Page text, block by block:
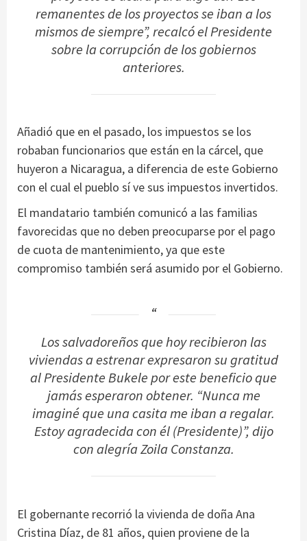
remanentes de los proyectos se iban a los
mismos de siempre”, recalcó el Presidente
sobre la corrupción de los gobiernos
anteriores.
Añadió que en el pasado, los impuestos se los
robaban funcionarios que están en la cárcel, que
huyeron a Nicaragua, a diferencia de este Gobierno
con el cual el pueblo sí ve sus impuestos invertidos.
El mandatario también comunicó a las familias
favorecidas que no deben preocuparse por el pago
de cuota de mantenimiento, ya que este
compromiso también será asumido por el Gobierno.
Los salvadoreños que hoy recibieron las
viviendas a estrenar expresaron su gratitud
al Presidente Bukele por este beneficio que
jamás esperaron obtener. “Nunca me
imaginé que una casita me iban a regalar.
Estoy agradecida con él (Presidente)”, dijo
con alegría Zoila Constanza.
El gobernante recorrió la vivienda de doña Ana
Cristina Díaz, de 81 años, quien proviene de la